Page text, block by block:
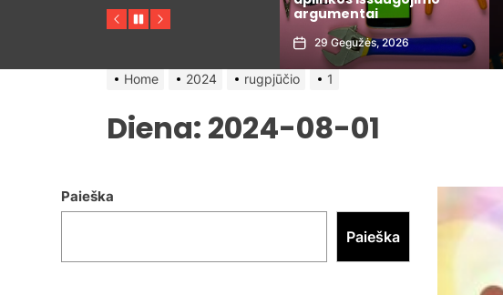
Previous
PauseNext
argumentai
aistros
25 Gegužės, 2026
Home 2024 rugpjūčio 1
Diena: 2024-08-01
Paieška
Paieška